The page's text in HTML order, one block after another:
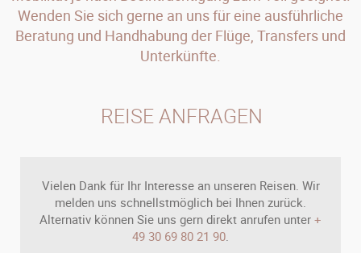
Wenden Sie sich gerne an uns für eine ausführliche
Beratung und Handhabung der Flüge, Transfers und
Unterkünfte.
REISE ANFRAGEN
Vielen Dank für Ihr Interesse an unseren Reisen. Wir
melden uns schnellstmöglich bei Ihnen zurück.
Alternativ können Sie uns gern direkt anrufen unter +
49 30 69 80 21 90.